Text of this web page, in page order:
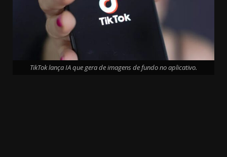
TikTok lança IA que gera de imagens de fundo no aplicativo.